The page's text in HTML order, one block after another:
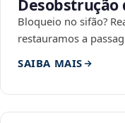
Desobstrução
Bloqueio no sifão?
restauramos a
SAIBA MAIS